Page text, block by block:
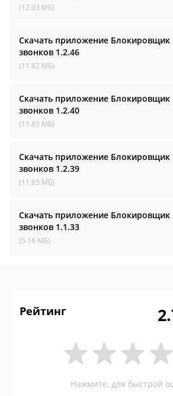
(12.03 МБ)
Скачать приложение Блокировщик
звонков 1.2.46
(11.82 МБ)
Скачать приложение Блокировщик
звонков 1.2.40
(11.83 МБ)
Скачать приложение Блокировщик
звонков 1.2.39
(11.83 МБ)
Скачать приложение Блокировщик
звонков 1.1.33
(5.16 МБ)
Рейтинг
Нажмите, для быстрой